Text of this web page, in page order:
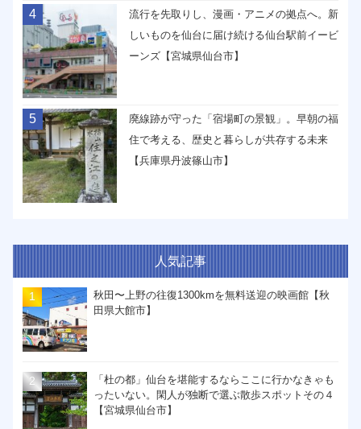
4
流行を先取りし、漫画・アニメの拠点へ。新
しいものを仙台に届け続ける仙台駅前イービ
ーンズ【宮城県仙台市】
5
廃線跡が守った「宿場町の景観」。早朝の福
住で考える、歴史と暮らしが共存する未来
【兵庫県丹波篠山市】
人気記事
秋田〜上野の往復1300kmを無料送迎の映画館【秋
田県大館市】
「杜の都」仙台を堪能するならここに行かなきゃも
ったいない。閑人が独断で選ぶ散歩スポットその４
【宮城県仙台市】